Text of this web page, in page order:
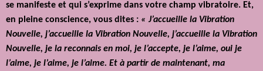
se manifeste et qui s’exprime dans votre champ vibratoire. Et,
en pleine conscience, vous dites : « J’accueille la Vibration
Nouvelle, j’accueille la Vibration Nouvelle, j’accueille la Vibration
Nouvelle, je la reconnais en moi, je l’accepte, je l’aime, oui je
l’aime, je l’aime, je l’aime. Et à partir de maintenant, ma